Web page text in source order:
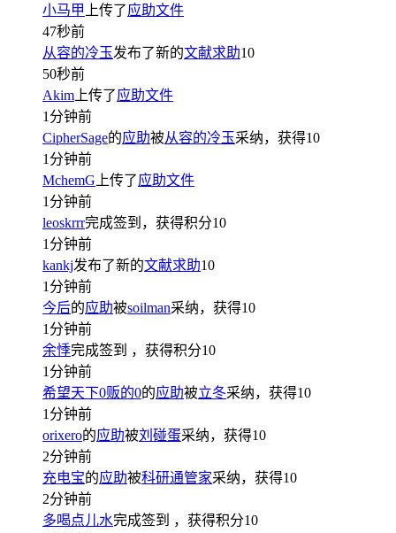
小马甲 上传了应助文件
47秒前
从容的冷玉发布了新的文献求助10
50秒前
Akim 上传了应助文件
1分钟前
CipherSage的应助被从容的冷玉采纳，获得10
1分钟前
MchemG 上传了应助文件
1分钟前
leoskrrr完成签到，获得积分10
1分钟前
kankj发布了新的文献求助10
1分钟前
今后的应助被soilman采纳，获得10
1分钟前
余悸完成签到 ，获得积分10
1分钟前
希望天下0贩的0的应助被立冬采纳，获得10
1分钟前
orixero的应助被刘碰蛋采纳，获得10
2分钟前
充电宝的应助被科研通管家采纳，获得10
2分钟前
多喝点儿水完成签到 ，获得积分10